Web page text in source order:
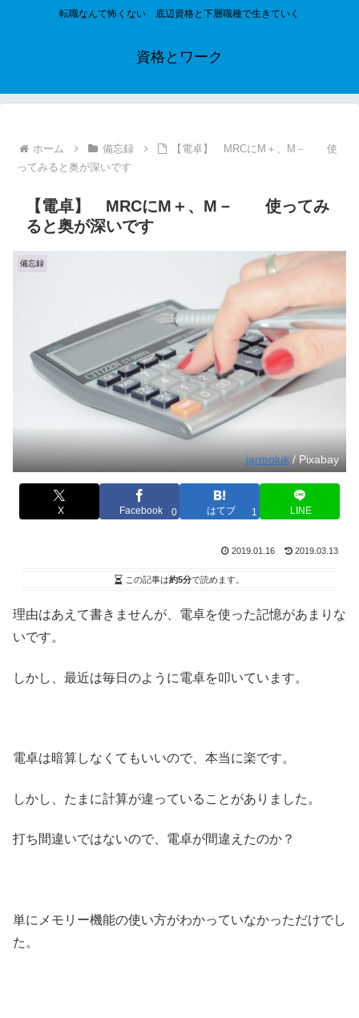
転職なんて怖くない 底辺資格と下層職種で生きていく
資格とワーク
ホーム 備忘録
【電卓】 MRCにM＋、M－ 使
ってみると奥が深いです
【電卓】 MRCにM＋、M－ 使ってみ
ると奥が深いです
備忘録
jarmoluk / Pixabay
X Facebook 0 はてブ 1 LINE
2019.01.16 2019.03.13
この記事は約5分で読めます。
理由はあえて書きませんが、電卓を使った記憶があまりな
いです。
しかし、最近は毎日のように電卓を叩いています。
電卓は暗算しなくてもいいので、本当に楽です。
しかし、たまに計算が違っていることがありました。
打ち間違いではないので、電卓が間違えたのか？
単にメモリー機能の使い方がわかっていなかっただけでし
た。